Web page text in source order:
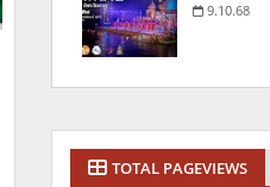
9.10.68
TOTAL PAGEVIEWS